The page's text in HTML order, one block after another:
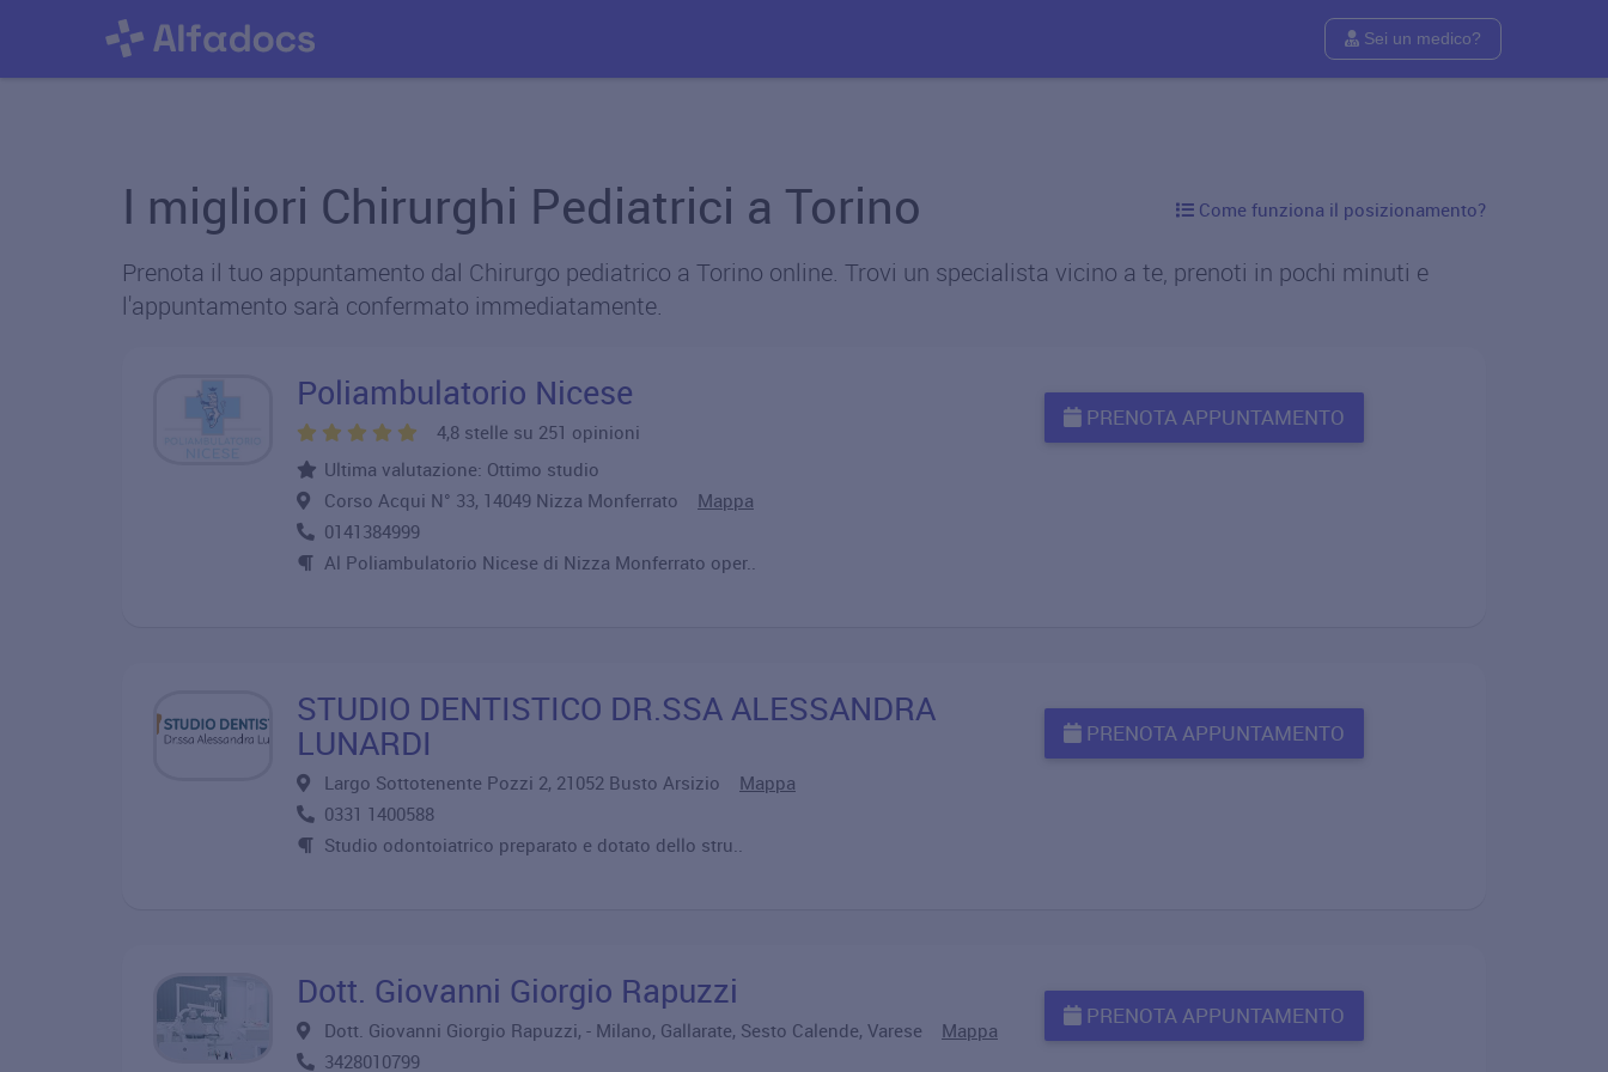
Sei un medico?
I migliori Chirurghi Pediatrici a Torino Come funziona il posizionamento?
Prenota il tuo appuntamento dal Chirurgo pediatrico a Torino online. Trovi un specialista vicino a te, prenoti in pochi minuti e
l'appuntamento sarà confermato immediatamente.
Poliambulatorio Nicese
4,8 stelle su 251 opinioni
Ultima valutazione: Ottimo studio
Corso Acqui N° 33, 14049 Nizza Monferrato Mappa
0141384999
Al Poliambulatorio Nicese di Nizza Monferrato oper..
PRENOTA APPUNTAMENTO
STUDIO DENTISTICO DR.SSA ALESSANDRA
LUNARDI
Largo Sottotenente Pozzi 2, 21052 Busto Arsizio Mappa
0331 1400588
Studio odontoiatrico preparato e dotato dello stru..
PRENOTA APPUNTAMENTO
Dott. Giovanni Giorgio Rapuzzi
Dott. Giovanni Giorgio Rapuzzi, - Milano, Gallarate, Sesto Calende, Varese Mappa
3428010799
PRENOTA APPUNTAMENTO